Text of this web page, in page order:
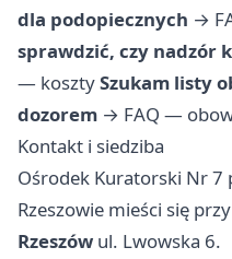
dla podopiecznych →
sprawdzić, czy nadzór
— kosztySzukam listy
dozorem → FAQ —
Kontakt i siedziba
Ośrodek Kuratorski Nr 7
Rzeszowie mieści się przy
Rzeszów ul. Lwowska 6.